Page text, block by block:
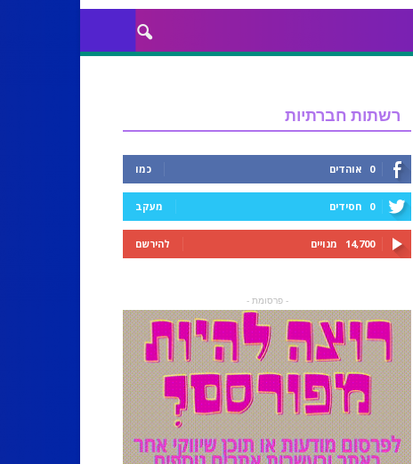
רשתות חברתיות
0 אוהדים כמו
0 חסידים מעקב
14,700 מנויים להירשם
- פרסומת -